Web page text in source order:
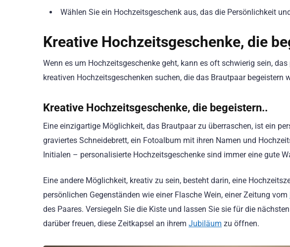
Wählen Sie ein Hochzeitsgeschenk aus, das die Persönlichkeit
Kreative Hochzeitsgeschenke, die
Wenn es um Hochzeitsgeschenke geht, kann es oft schwierig sein,
kreativen Hochzeitsgeschenken suchen, die das Brautpaar begeistern
Kreative Hochzeitsgeschenke, die begeistern..
Eine einzigartige Möglichkeit, das Brautpaar zu überraschen, ist ein
graviertes Schneidebrett, ein Fotoalbum mit ihren Namen und
Initialen – personalisierte Hochzeitsgeschenke sind immer eine gute
Eine andere Möglichkeit, kreativ zu sein, besteht darin, eine
persönlichen Gegenständen wie einer Flasche Wein, einer Zeitung vom
des Paares. Versiegeln Sie die Kiste und lassen Sie sie für die
darüber freuen, diese Zeitkapsel an ihrem Jubiläum zu öffnen.